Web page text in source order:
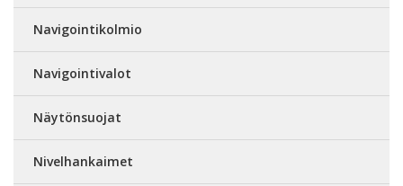
Navigointikolmio
Navigointivalot
Näytönsuojat
Nivelhankaimet